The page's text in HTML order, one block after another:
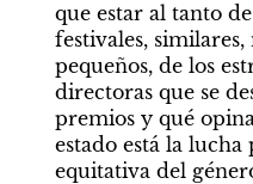
que estar al tanto
festivales, similares,
pequeños, de los
directoras que se
premios y qué
estado está la
equitativa del